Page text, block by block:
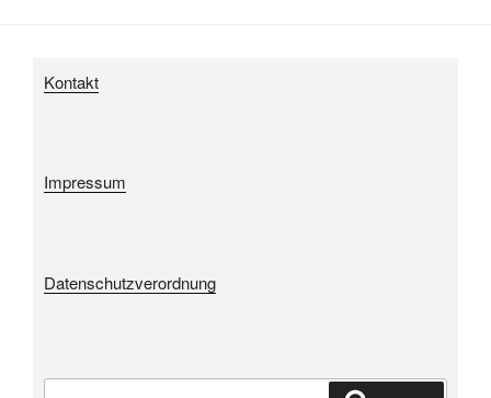
Kontakt
Impressum
Datenschutzverordnung